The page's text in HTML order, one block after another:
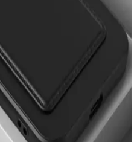
karşılaştırıyoruz: mat yüzeyli ve
yorumları ve kullanım
silikon kılıf
tasarımlı silikon kılıfların
en iyi seçimi